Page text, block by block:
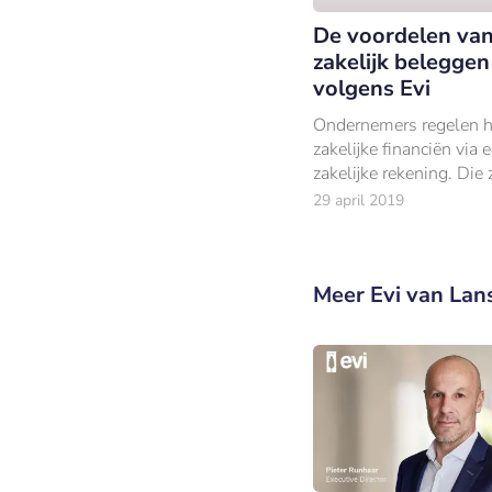
De voordelen van
zakelijk beleggen
volgens Evi
Ondernemers regelen
zakelijke financiën via
zakelijke rekening. Die
rekening kan ook dienst
29 april 2019
Meer Evi van